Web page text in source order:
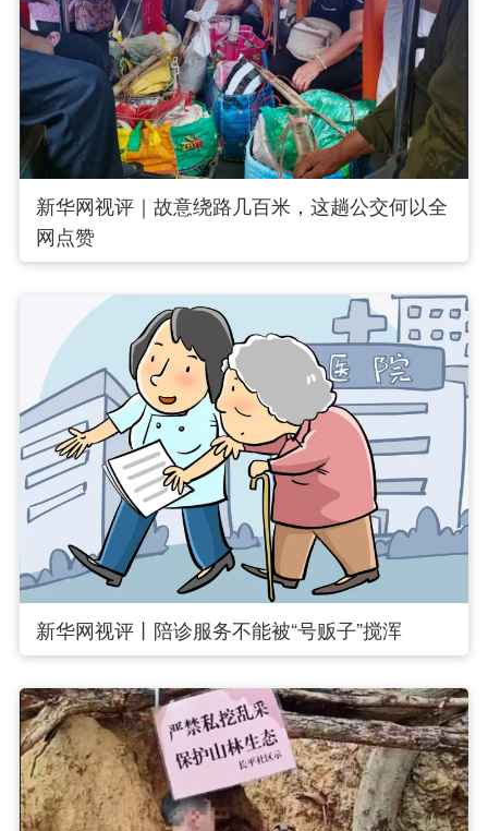
新华网视评｜故意绕路几百米，这趟公交何以全
网点赞
新华网视评丨陪诊服务不能被“号贩子”搅浑